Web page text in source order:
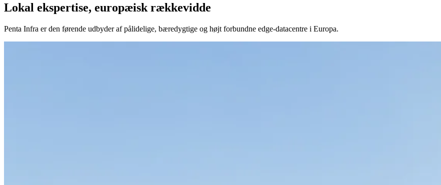
Lokal ekspertise, europæisk rækkevidde
Penta Infra er den førende udbyder af pålidelige, bæredygtige og højt forbundne edge-datacentre i Europa.